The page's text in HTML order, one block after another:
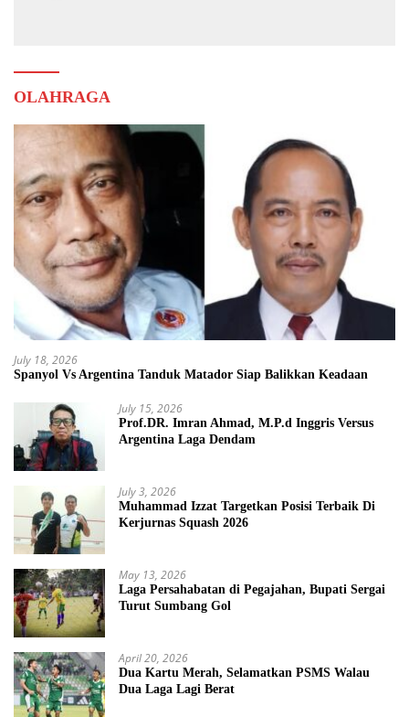
OLAHRAGA
July 18, 2026
Spanyol Vs Argentina Tanduk Matador Siap Balikkan Keadaan
July 15, 2026
Prof.DR. Imran Ahmad, M.P.d Inggris Versus
Argentina Laga Dendam
July 3, 2026
Muhammad Izzat Targetkan Posisi Terbaik Di
Kerjurnas Squash 2026
May 13, 2026
Laga Persahabatan di Pegajahan, Bupati Sergai
Turut Sumbang Gol
April 20, 2026
Dua Kartu Merah, Selamatkan PSMS Walau
Dua Laga Lagi Berat